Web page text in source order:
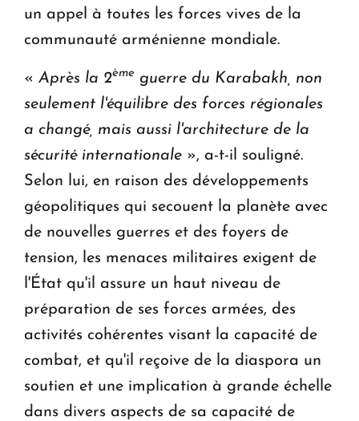
un appel à toutes les forces vives de la
communauté arménienne mondiale.
« Après la 2ème guerre du Karabakh, non
seulement l'équilibre des forces régionales
a changé, mais aussi l'architecture de la
sécurité internationale », a-t-il souligné.
Selon lui, en raison des développements
géopolitiques qui secouent la planète avec
de nouvelles guerres et des foyers de
tension, les menaces militaires exigent de
l'État qu'il assure un haut niveau de
préparation de ses forces armées, des
activités cohérentes visant la capacité de
combat, et qu'il reçoive de la diaspora un
soutien et une implication à grande échelle
dans divers aspects de sa capacité de